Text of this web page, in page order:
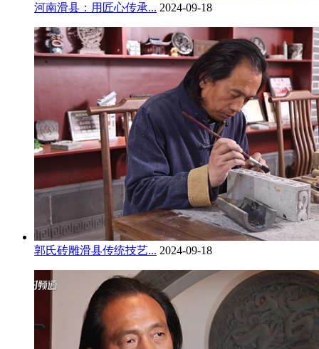
河南滑县：用匠心传承... 2024-09-18
郭氏砖雕滑县传统技艺... 2024-09-18